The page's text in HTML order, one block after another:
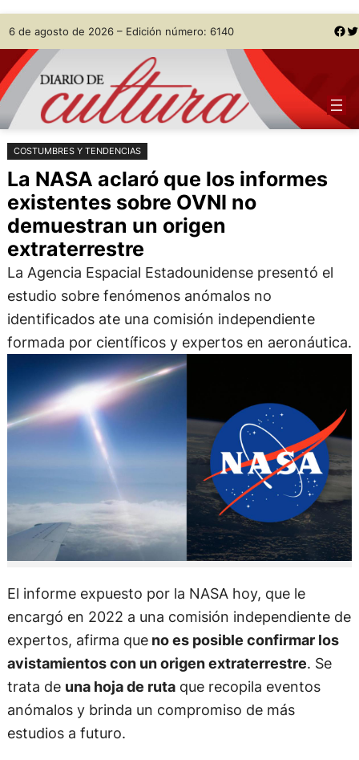
Saltar
al
contenido
Skip
to
content
6 de agosto de 2026 – Edición número: 6140 Facebook Twitter
COSTUMBRES Y TENDENCIAS
La NASA aclaró que los informes
existentes sobre OVNI no
demuestran un origen
extraterrestre
La Agencia Espacial Estadounidense presentó el
estudio sobre fenómenos anómalos no
identificados ate una comisión independiente
formada por científicos y expertos en aeronáutica.
El informe expuesto por la NASA hoy, que le
encargó en 2022 a una comisión independiente de
expertos, afirma queno es posible confirmar los
avistamientos con un origen extraterrestre. Se
trata de una hoja de rutaque recopila eventos
anómalos y brinda un compromiso de más
estudios a futuro.